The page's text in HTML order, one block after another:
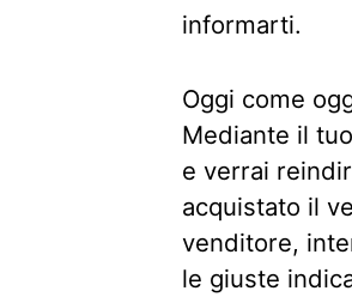
informarti.
Oggi come
Mediante il
e verrai
acquistato il
venditore,
le giuste